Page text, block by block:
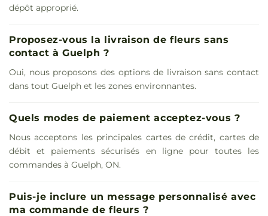
dépôt approprié.
Proposez-vous la livraison de fleurs sans
contact à Guelph ?
Oui, nous proposons des options de livraison sans contact
dans tout Guelph et les zones environnantes.
Quels modes de paiement acceptez-vous ?
Nous acceptons les principales cartes de crédit, cartes de
débit et paiements sécurisés en ligne pour toutes les
commandes à Guelph, ON.
Puis-je inclure un message personnalisé avec
ma commande de fleurs ?